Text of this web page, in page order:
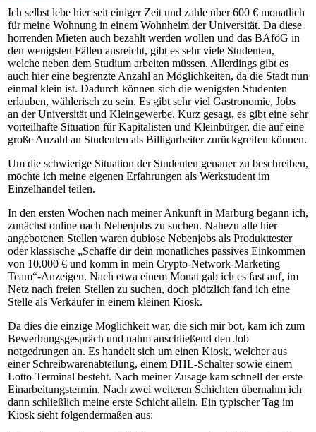
Ich selbst lebe hier seit einiger Zeit und zahle über 600 € monatlich
für meine Wohnung in einem Wohnheim der Universität. Da diese
horrenden Mieten auch bezahlt werden wollen und das BAföG in
den wenigsten Fällen ausreicht, gibt es sehr viele Studenten,
welche neben dem Studium arbeiten müssen. Allerdings gibt es
auch hier eine begrenzte Anzahl an Möglichkeiten, da die Stadt nun
einmal klein ist. Dadurch können sich die wenigsten Studenten
erlauben, wählerisch zu sein. Es gibt sehr viel Gastronomie, Jobs
an der Universität und Kleingewerbe. Kurz gesagt, es gibt eine sehr
vorteilhafte Situation für Kapitalisten und Kleinbürger, die auf eine
große Anzahl an Studenten als Billigarbeiter zurückgreifen können.
Um die schwierige Situation der Studenten genauer zu beschreiben,
möchte ich meine eigenen Erfahrungen als Werkstudent im
Einzelhandel teilen.
In den ersten Wochen nach meiner Ankunft in Marburg begann ich,
zunächst online nach Nebenjobs zu suchen. Nahezu alle hier
angebotenen Stellen waren dubiose Nebenjobs als Produkttester
oder klassische „Schaffe dir dein monatliches passives Einkommen
von 10.000 € und komm in mein Crypto-Network-Marketing
Team“-Anzeigen. Nach etwa einem Monat gab ich es fast auf, im
Netz nach freien Stellen zu suchen, doch plötzlich fand ich eine
Stelle als Verkäufer in einem kleinen Kiosk.
Da dies die einzige Möglichkeit war, die sich mir bot, kam ich zum
Bewerbungsgespräch und nahm anschließend den Job
notgedrungen an. Es handelt sich um einen Kiosk, welcher aus
einer Schreibwarenabteilung, einem DHL-Schalter sowie einem
Lotto-Terminal besteht. Nach meiner Zusage kam schnell der erste
Einarbeitungstermin. Nach zwei weiteren Schichten übernahm ich
dann schließlich meine erste Schicht allein. Ein typischer Tag im
Kiosk sieht folgendermaßen aus: